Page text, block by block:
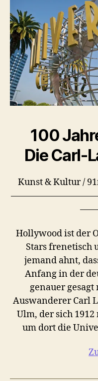
100
Die Carl-
Kunst & Kultur /
Hollywood ist der
Stars frenetisch
jemand ahnt,
Anfang in der
genauer
Auswanderer Carl
Ulm, der sich
um dort die